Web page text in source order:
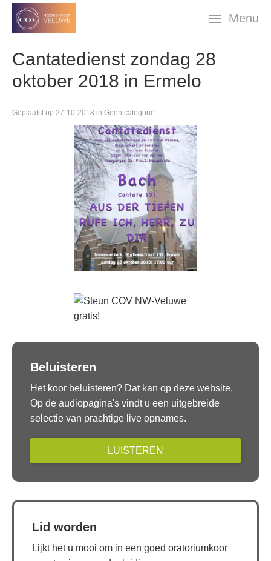
Skip
navigation
Menu
Cantatedienst zondag 28
oktober 2018 in Ermelo
Geplaatst op 27-10-2018 in Geen categorie.
Beluisteren
Het koor beluisteren? Dat kan op deze website.
Op de audiopagina's vindt u een uitgebreide
selectie van prachtige live opnames.
LUISTEREN
Lid worden
Lijkt het u mooi om in een goed oratoriumkoor